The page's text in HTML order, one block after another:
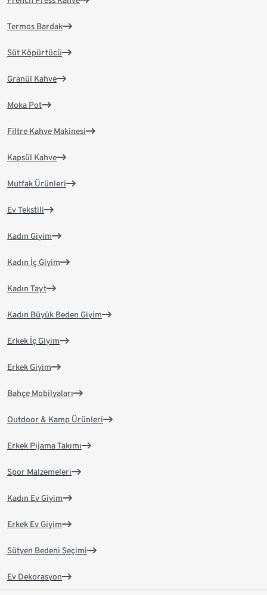
Termos Bardak
Süt Köpürtücü
Granül Kahve
Moka Pot
Filtre Kahve Makinesi
Kapsül Kahve
Mutfak Ürünleri
Ev Tekstili
Kadın Giyim
Kadın İç Giyim
Kadın Tayt
Kadın Büyük Beden Giyim
Erkek İç Giyim
Erkek Giyim
Bahçe Mobilyaları
Outdoor & Kamp Ürünleri
Erkek Pijama Takımı
Spor Malzemeleri
Kadın Ev Giyim
Erkek Ev Giyim
Sütyen Bedeni Seçimi
Ev Dekorasyon